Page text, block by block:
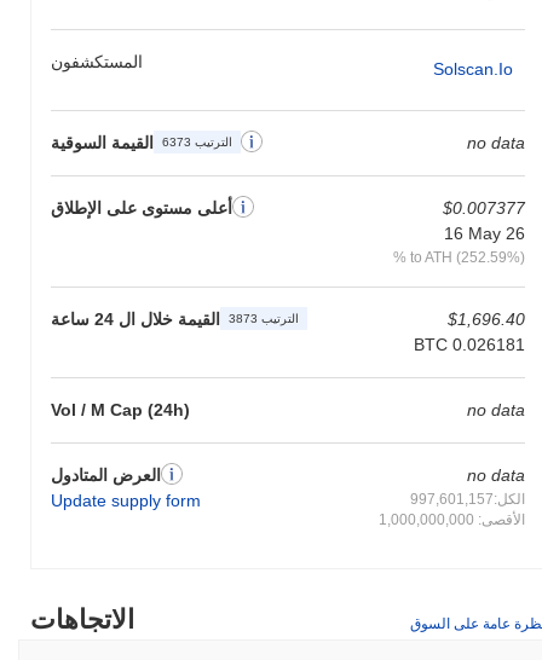
المستكشفون Solscan.io
القيمة السوقية الترتيب 6373 no data
أعلى مستوى على الإطلاق
$0.007377
16 May 26
% to ATH (252.59%)
القيمة خلال ال 24 ساعة الترتيب 3873
$1,696.40
BTC 0.026181
Vol / M Cap (24h) no data
العرض المتادول
Update supply form
no data
الكل:997,601,157
الأقصى: 1,000,000,000
الاتجاهات عامة على السوق